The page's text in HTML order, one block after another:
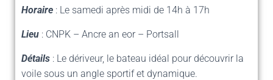
Horaire : Le samedi après midi de 14h à 17h
Lieu : CNPK – Ancre an eor – Portsall
Détails : Le dériveur, le bateau idéal pour découvrir la
voile sous un angle sportif et dynamique.